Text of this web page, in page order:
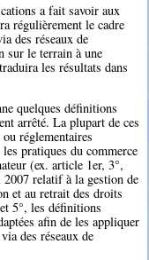
a fait savoir aux
régulièrement le cadre
des réseaux de
sur le terrain à une
les résultats dans
quelques définitions
arrêté. La plupart de ces
réglementaires
pratiques du commerce
(ex. article 1er, 3°,
relatif à la gestion de
et au retrait des droits
5°, les définitions
afin de les appliquer
des réseaux de